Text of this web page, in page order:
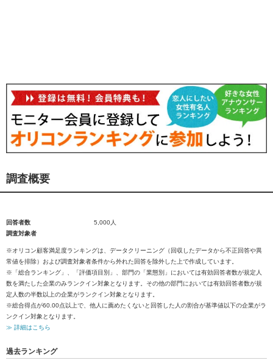
調査概要
回答者数
5,000人
調査対象者
※オリコン顧客満足度ランキングは、データクリーニング（回収したデータから不正回答や異
常値を排除）および調査対象者条件から外れた回答を除外した上で作成しています。
※「総合ランキング」、「評価項目別」、部門の「業態別」においては有効回答者数が規定人
数を満たした企業のみランクイン対象となります。その他の部門においては有効回答者数が規
定人数の半数以上の企業がランクイン対象となります。
※総合得点が60.00点以上で、他人に薦めたくないと回答した人の割合が基準値以下の企業がラ
ンクイン対象となります。
≫ 詳細はこちら
過去ランキング